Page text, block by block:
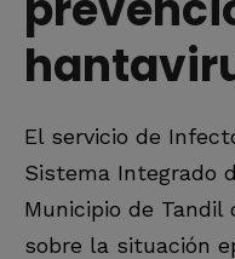
El servicio de
Sistema Integrado
Municipio de
sobre la situación